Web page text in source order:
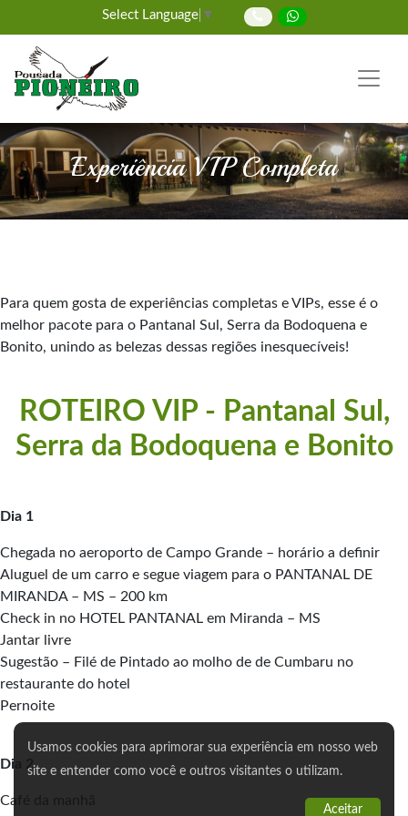
Select Language ▼
Experiência VIP Completa
Para quem gosta de experiências completas e VIPs, esse é o
melhor pacote para o Pantanal Sul, Serra da Bodoquena e
Bonito, unindo as belezas dessas regiões inesquecíveis!
ROTEIRO VIP - Pantanal Sul,
Serra da Bodoquena e Bonito
Dia 1
Chegada no aeroporto de Campo Grande – horário a definir
Aluguel de um carro e segue viagem para o PANTANAL DE
MIRANDA – MS – 200 km
Check in no HOTEL PANTANAL em Miranda – MS
Jantar livre
Sugestão – Filé de Pintado ao molho de de Cumbaru no
restaurante do hotel
Pernoite
Dia 2
Café da manhã
Usamos cookies para aprimorar sua experiência em nosso web
site e entender como você e outros visitantes o utilizam.
Aceitar